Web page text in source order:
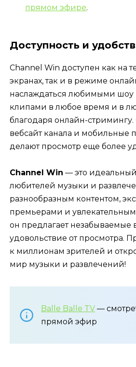
прямом эфире.
Доступность и
Channel Win доступен как на
экранах, так и в режиме
наслаждаться любимыми
клипами в любое время и в
благодаря онлайн-
вебсайт канала и мобильные
делают просмотр еще более
Channel Win — это
любителей музыки и
разнообразным контентом,
премьерами и
он предлагает незабываемые
удовольствие от просмотра.
к миллионам зрителей и
мир музыки и развлечений!
Balle Balle TV —
прямой эфир